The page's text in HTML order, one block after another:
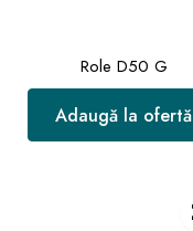
Role D50 G
Adaugă la ofertă